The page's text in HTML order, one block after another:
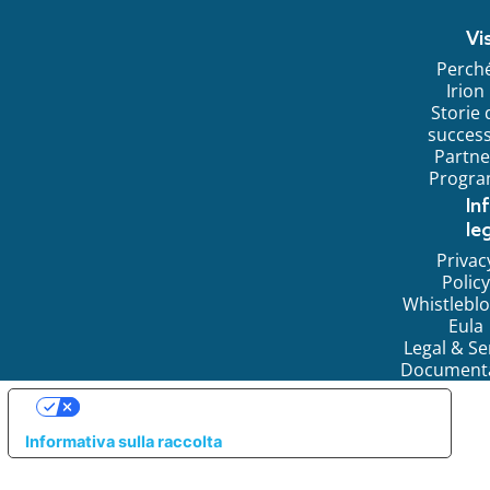
Irion
Storie
Policy
Eula
Legal &
Informativa sulla raccolta